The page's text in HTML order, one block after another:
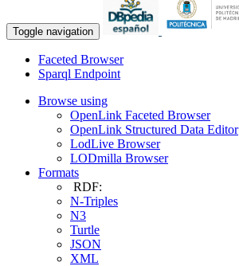
Toggle navigation
Faceted Browser
Sparql Endpoint
Browse using
OpenLink Faceted Browser
OpenLink Structured Data Editor
LodLive Browser
LODmilla Browser
Formats
RDF:
N-Triples
N3
Turtle
JSON
XML